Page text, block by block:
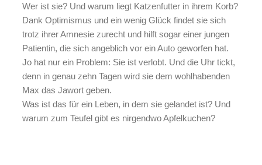
Wer ist sie? Und warum liegt Katzenfutter in ihrem Korb?
Dank Optimismus und ein wenig Glück findet sie sich
trotz ihrer Amnesie zurecht und hilft sogar einer jungen
Patientin, die sich angeblich vor ein Auto geworfen hat.
Jo hat nur ein Problem: Sie ist verlobt. Und die Uhr tickt,
denn in genau zehn Tagen wird sie dem wohlhabenden
Max das Jawort geben.
Was ist das für ein Leben, in dem sie gelandet ist? Und
warum zum Teufel gibt es nirgendwo Apfelkuchen?